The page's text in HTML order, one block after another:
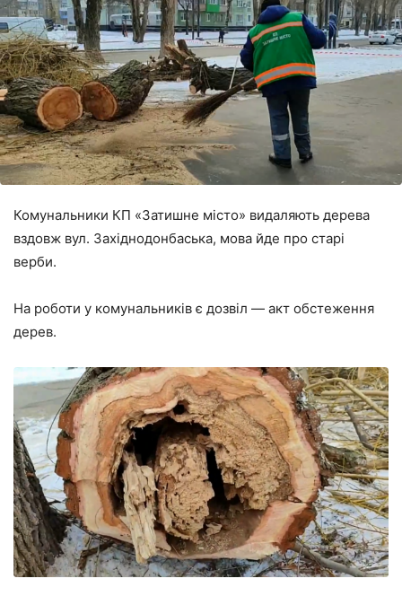
Комунальники КП «Затишне місто» видаляють дерева
вздовж вул. Західнодонбаська, мова йде про старі
верби.
На роботи у комунальників є дозвіл ― акт обстеження
дерев.